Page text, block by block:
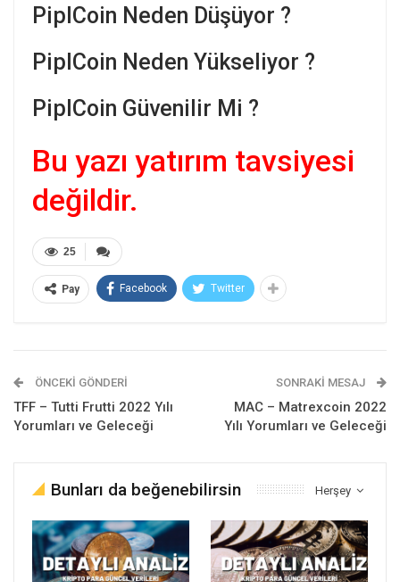
PiplCoin Neden Düşüyor ?
PiplCoin Neden Yükseliyor ?
PiplCoin Güvenilir Mi ?
Bu yazı yatırım tavsiyesi
değildir.
25
Pay Facebook Twitter
ÖNCEKI GÖNDERI
TFF – Tutti Frutti 2022 Yılı
Yorumları ve Geleceği
SONRAKI MESAJ
MAC – Matrexcoin 2022
Yılı Yorumları ve Geleceği
Herşey
Bunları da beğenebilirsin